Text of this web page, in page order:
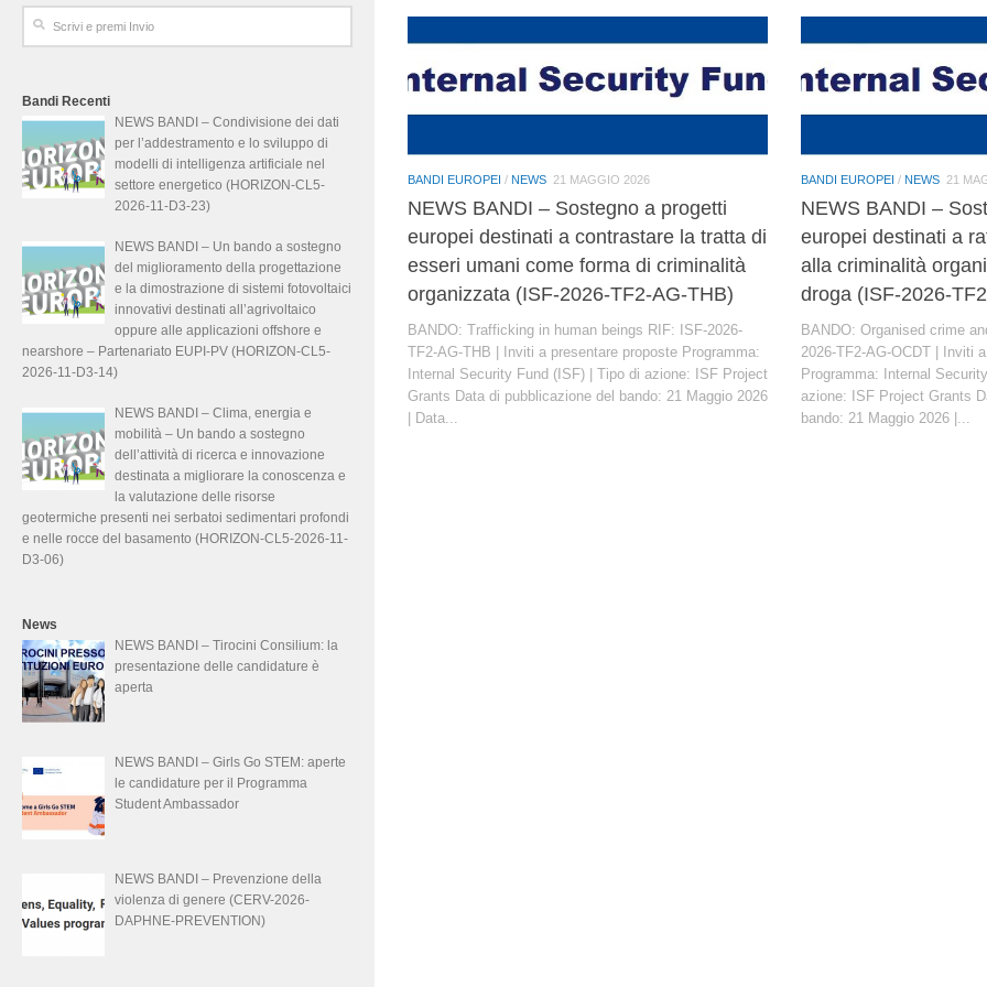
BANDI EUROPEI / NEWS 21 MAGGIO 2026
NEWS BANDI – Sostegno a progetti
europei destinati a contrastare la tratta di
esseri umani come forma di criminalità
organizzata (ISF-2026-TF2-AG-THB)
BANDO: Trafficking in human beings RIF: ISF-2026-
TF2-AG-THB | Inviti a presentare proposte Programma:
Internal Security Fund (ISF) | Tipo di azione: ISF Project
Grants Data di pubblicazione del bando: 21 Maggio 2026
| Data...
BANDI EUROPEI / NEWS 21
NEWS BANDI –
europei destinati a
alla criminalità
droga (ISF-2026-
BANDO: Organised crime
2026-TF2-AG-OCDT | Inviti
Programma: Internal
azione: ISF Project Grants
bando: 21 Maggio 2026 |...
Bandi Recenti
NEWS BANDI – Condivisione dei dati
per l’addestramento e lo sviluppo di
modelli di intelligenza artificiale nel
settore energetico (HORIZON-CL5-
2026-11-D3-23)
NEWS BANDI – Un bando a sostegno
del miglioramento della progettazione
e la dimostrazione di sistemi fotovoltaici
innovativi destinati all’agrivoltaico
oppure alle applicazioni offshore e
nearshore – Partenariato EUPI-PV (HORIZON-CL5-
2026-11-D3-14)
NEWS BANDI – Clima, energia e
mobilità – Un bando a sostegno
dell’attività di ricerca e innovazione
destinata a migliorare la conoscenza e
la valutazione delle risorse
geotermiche presenti nei serbatoi sedimentari profondi
e nelle rocce del basamento (HORIZON-CL5-2026-11-
D3-06)
News
NEWS BANDI – Tirocini Consilium: la
presentazione delle candidature è
aperta
NEWS BANDI – Girls Go STEM: aperte
le candidature per il Programma
Student Ambassador
NEWS BANDI – Prevenzione della
violenza di genere (CERV-2026-
DAPHNE-PREVENTION)